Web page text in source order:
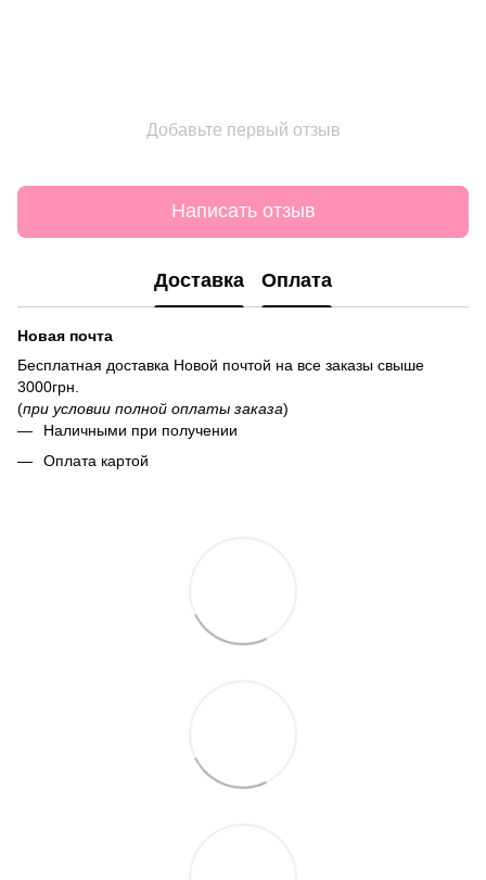
Добавьте первый отзыв
Написать отзыв
Доставка Оплата
Новая почта
Бесплатная доставка Новой почтой на все заказы свыше
3000грн.
(при условии полной оплаты заказа)
Наличными при получении
Оплата картой